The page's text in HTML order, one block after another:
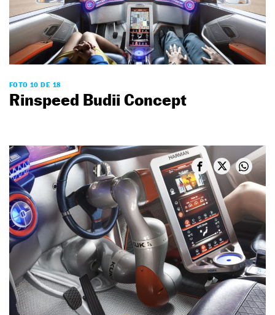
FOTO 10 DE 18
Rinspeed Budii Concept